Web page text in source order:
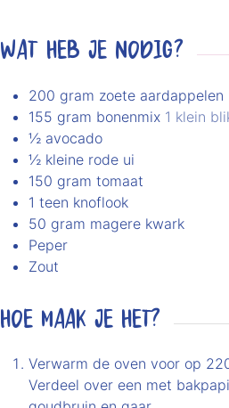
WAT HEB JE NODIG?
200 gram zoete aardappelen
155 gram bonenmix 1 klein
½ avocado
½ kleine rode ui
150 gram tomaat
1 teen knoflook
50 gram magere kwark
Peper
Zout
HOE MAAK JE HET?
Verwarm de oven voor op
Verdeel over een met